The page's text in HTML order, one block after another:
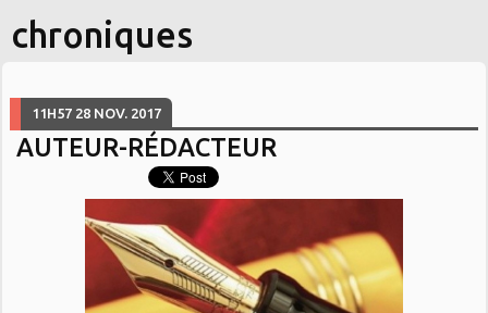
chroniques
11H57 28 NOV. 2017
AUTEUR-RÉDACTEUR